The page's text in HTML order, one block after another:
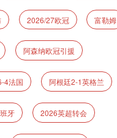
2026/27欧冠 富勒姆
阿森纳欧冠引援
4法国 阿根廷2-1英格兰
牙 2026英超转会